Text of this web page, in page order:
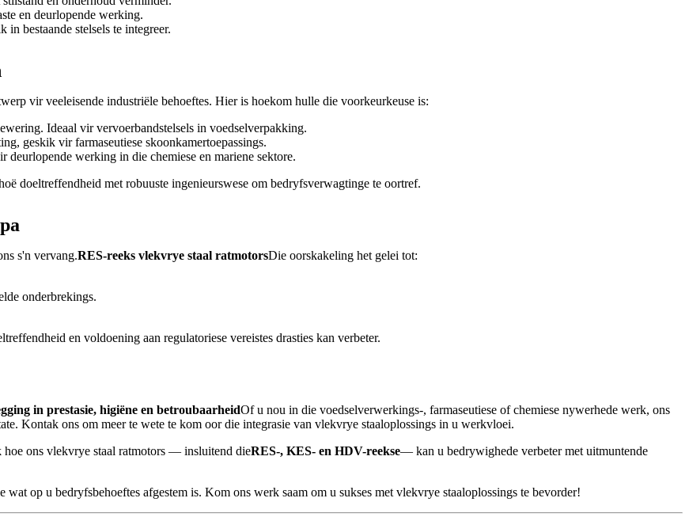
en deurlopende werking.
bestaande stelsels te integreer.
vir veeleisende industriële behoeftes. Hier is hoekom hulle die voorkeurkeuse is:
Ideaal vir vervoerbandstelsels in voedselverpakking.
geskik vir farmaseutiese skoonkamertoepassings.
werking in die chemiese en mariene sektore.
doeltreffendheid met robuuste ingenieurswese om bedryfsverwagtinge te oortref.
s'n vervang.RES-reeks vlekvrye staal ratmotorsDie oorskakeling het gelei tot:
onderbrekings.
en voldoening aan regulatoriese vereistes drasties kan verbeter.
in prestasie, higiëne en betroubaarheidOf u nou in die voedselverwerkings-, farmaseutiese of chemiese nywerhede werk, ons
Kontak ons ​​om meer te wete te kom oor die integrasie van vlekvrye staaloplossings in u werkvloei.
hoe ons vlekvrye staal ratmotors — insluitend dieRES-, KES- en HDV-reekse— kan u bedrywighede verbeter met uitmuntende
op u bedryfsbehoeftes afgestem is. Kom ons werk saam om u sukses met vlekvrye staaloplossings te bevorder!